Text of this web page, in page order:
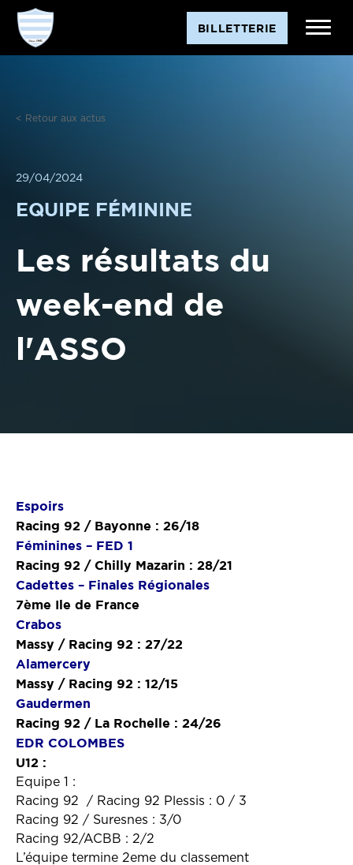
Aller
contenu
BILLETTERIE
< Retour aux actus
29/04/2024
EQUIPE FÉMININE
Les résultats du
week-end de
l'ASSO
Espoirs
Racing 92 / Bayonne : 26/18
Féminines – FED 1
Racing 92 / Chilly Mazarin : 28/21
Cadettes – Finales Régionales
7ème Ile de France
Crabos
Massy / Racing 92 : 27/22
Alamercery
Massy / Racing 92 : 12/15
Gaudermen
Racing 92 / La Rochelle : 24/26
EDR COLOMBES
U12 :
Equipe 1 :
Racing 92 / Racing 92 Plessis : 0 / 3
Racing 92 / Suresnes : 3/0
Racing 92/ACBB : 2/2
L’équipe termine 2eme du classement